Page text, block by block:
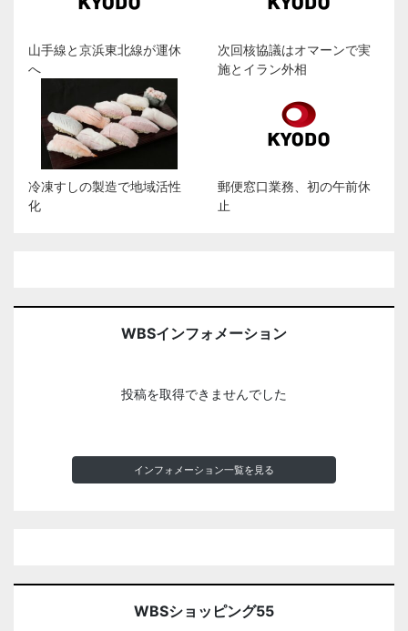
山手線と京浜東北線が運休
へ
次回核協議はオマーンで実
施とイラン外相
冷凍すしの製造で地域活性
化
郵便窓口業務、初の午前休
止
WBSインフォメーション
投稿を取得できませんでした
インフォメーション一覧を見る
WBSショッピング55